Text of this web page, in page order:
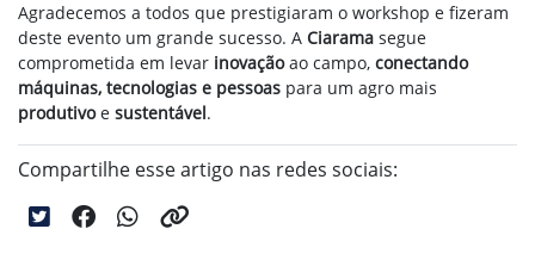
Agradecemos a todos que prestigiaram o workshop e fizeram
deste evento um grande sucesso. A Ciarama segue
comprometida em levar inovaçãoao campo, conectando
máquinas, tecnologias e pessoas para um agro mais
produtivoe sustentável.
Compartilhe esse artigo nas redes sociais: